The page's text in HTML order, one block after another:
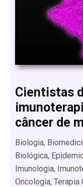
Cientistas
câncer de
Biologia,
Biológica,
Imunologia,
Oncologia, Terapia